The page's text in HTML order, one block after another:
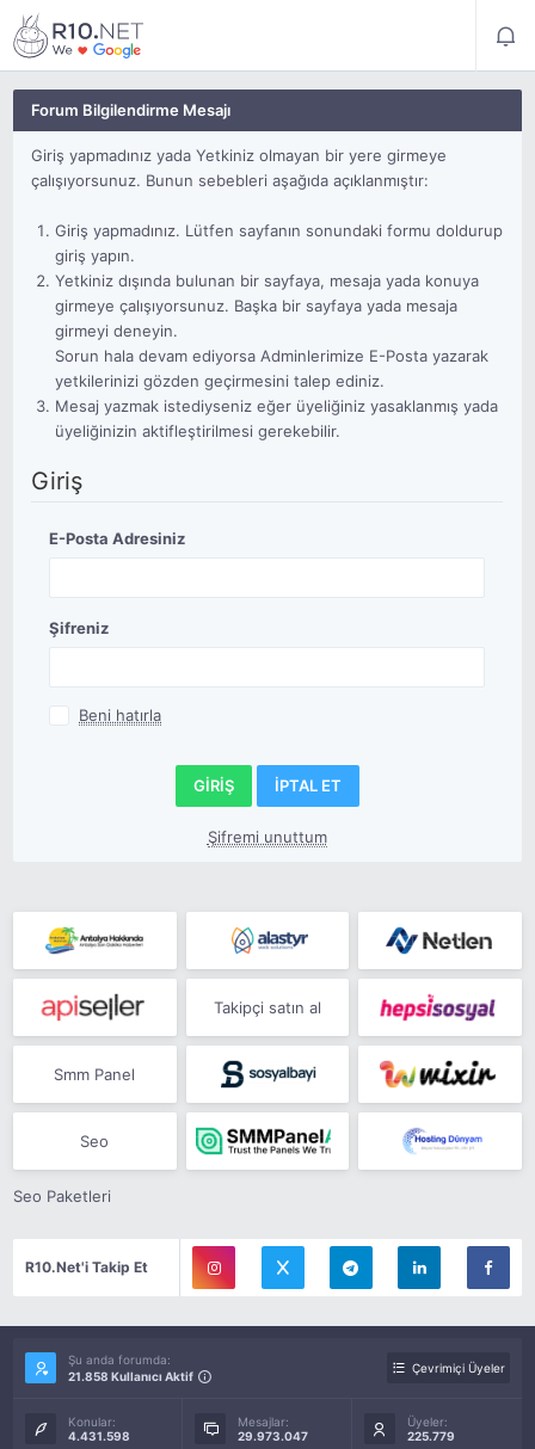
Forum Bilgilendirme Mesajı
Giriş yapmadınız yada Yetkiniz olmayan bir yere girmeye
çalışıyorsunuz. Bunun sebebleri aşağıda açıklanmıştır:
Giriş yapmadınız. Lütfen sayfanın sonundaki formu doldurup
giriş yapın.
Yetkiniz dışında bulunan bir sayfaya, mesaja yada konuya
girmeye çalışıyorsunuz. Başka bir sayfaya yada mesaja
girmeyi deneyin.
Sorun hala devam ediyorsa Adminlerimize E-Posta yazarak
yetkilerinizi gözden geçirmesini talep ediniz.
Mesaj yazmak istediyseniz eğer üyeliğiniz yasaklanmış yada
üyeliğinizin aktifleştirilmesi gerekebilir.
Giriş
E-Posta Adresiniz
Şifreniz
Beni hatırla
Şifremi unuttum
Takipçi satın al
Smm Panel
Seo
Seo Paketleri
R10.Net'i Takip Et
Şu anda forumda:
21.858 Kullanıcı Aktif
Çevrimiçi Üyeler
Konular:
4.431.598
Mesajlar:
29.973.047
Üyeler:
225.779